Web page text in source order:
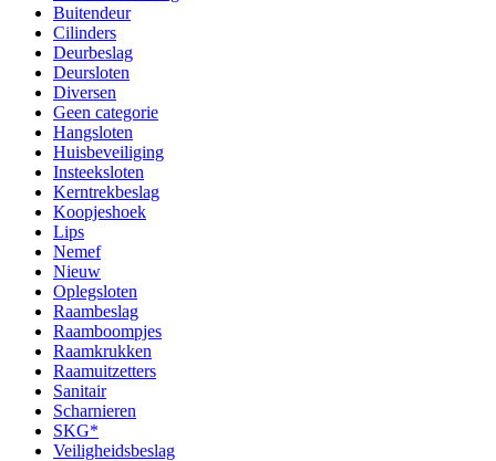
Buitendeur
Cilinders
Deurbeslag
Deursloten
Diversen
Geen categorie
Hangsloten
Huisbeveiliging
Insteeksloten
Kerntrekbeslag
Koopjeshoek
Lips
Nemef
Nieuw
Oplegsloten
Raambeslag
Raamboompjes
Raamkrukken
Raamuitzetters
Sanitair
Scharnieren
SKG*
Veiligheidsbeslag